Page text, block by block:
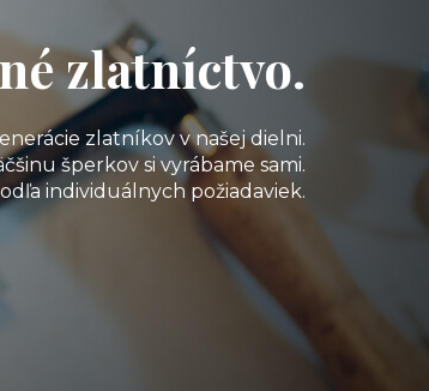
zlatníctvo.
zlatníkov v našej dielni.
šperkov si vyrábame sami.
individuálnych požiadaviek.